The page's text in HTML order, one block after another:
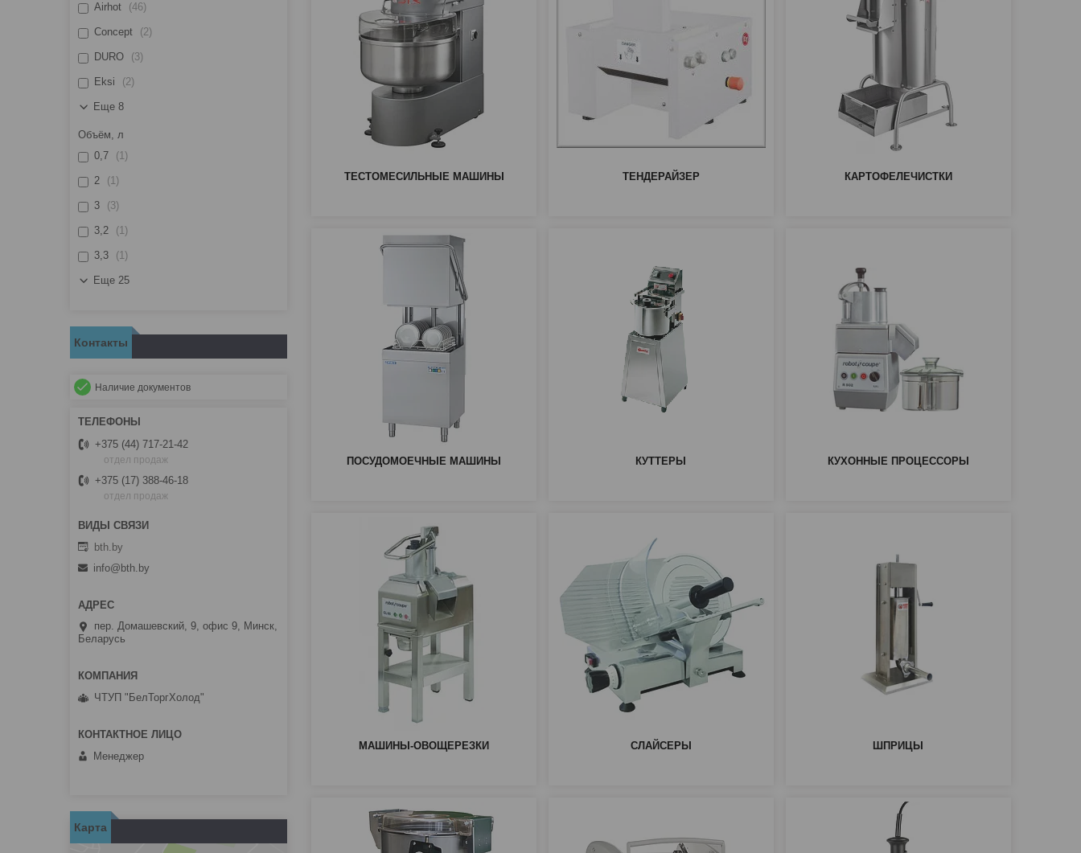
ТЕСТОМЕСИЛЬНЫЕ МАШИНЫ ТЕНДЕРАЙЗЕР КАРТОФЕЛЕЧИСТКИ
ПОСУДОМОЕЧНЫЕ МАШИНЫ КУТТЕРЫ КУХОННЫЕ ПРОЦЕССОРЫ
МАШИНЫ-ОВОЩЕРЕЗКИ СЛАЙСЕРЫ ШПРИЦЫ
Airhot 46
Concept 2
DURO 3
Eksi 2
Еще 8
Объём, л
0,7
1
2 1
3 3
3,2 1
3,3 1
Еще 25
Контакты
Наличие документов
+375 (44) 717-21-42
отдел продаж
+375 (17) 388-46-18
отдел продаж
bth.by
info@bth.by
пер. Домашевский, 9, офис 9, Минск,
Беларусь
ЧТУП "БелТоргХолод"
Менеджер
Карта